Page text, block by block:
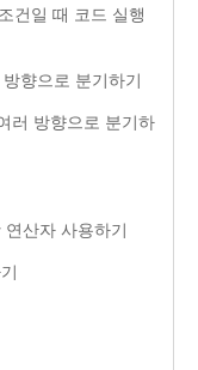
건일 때 코드 실행
향으로 분기하기
러 방향으로 분기하
산자 사용하기